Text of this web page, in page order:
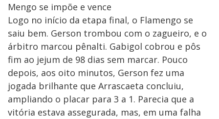
Mengo se impõe e vence
Logo no início da etapa final, o Flamengo se
saiu bem. Gerson trombou com o zagueiro, e o
árbitro marcou pênalti. Gabigol cobrou e pôs
fim ao jejum de 98 dias sem marcar. Pouco
depois, aos oito minutos, Gerson fez uma
jogada brilhante que Arrascaeta concluiu,
ampliando o placar para 3 a 1. Parecia que a
vitória estava assegurada, mas, em uma falha